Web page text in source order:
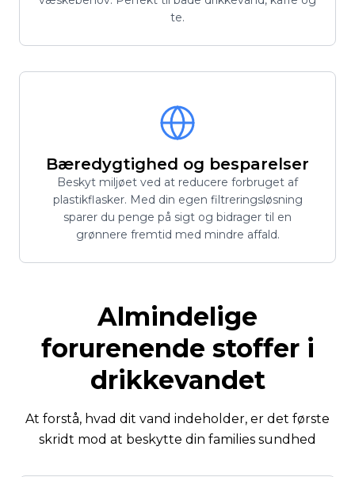
te.
Bæredygtighed og besparelser
Beskyt miljøet ved at reducere forbruget af
plastikflasker. Med din egen filtreringsløsning
sparer du penge på sigt og bidrager til en
grønnere fremtid med mindre affald.
Almindelige
forurenende stoffer i
drikkevandet
At forstå, hvad dit vand indeholder, er det første
skridt mod at beskytte din families sundhed